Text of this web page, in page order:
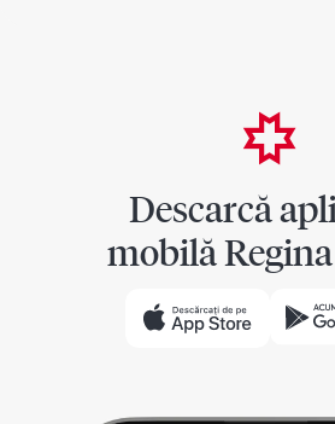
Descarcă
mobilă